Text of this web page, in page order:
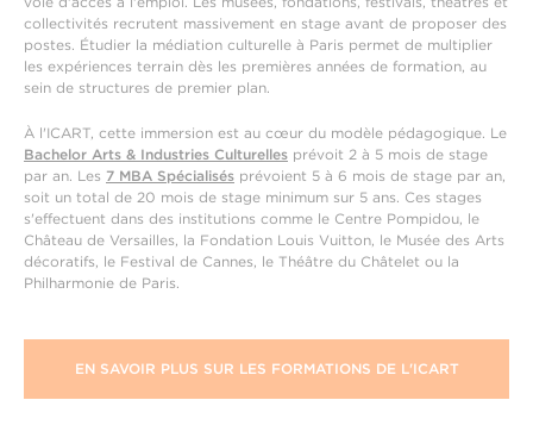
collectivités recrutent massivement en stage avant de proposer des
postes. Étudier la médiation culturelle à Paris permet de multiplier
les expériences terrain dès les premières années de formation, au
sein de structures de premier plan.
À l'ICART, cette immersion est au cœur du modèle pédagogique. Le
Bachelor Arts & Industries Culturelles prévoit 2 à 5 mois de stage
par an. Les 7 MBA Spécialisés prévoient 5 à 6 mois de stage par an,
soit un total de 20 mois de stage minimum sur 5 ans. Ces stages
s'effectuent dans des institutions comme le Centre Pompidou, le
Château de Versailles, la Fondation Louis Vuitton, le Musée des Arts
décoratifs, le Festival de Cannes, le Théâtre du Châtelet ou la
Philharmonie de Paris.
EN SAVOIR PLUS SUR LES FORMATIONS DE L'ICART